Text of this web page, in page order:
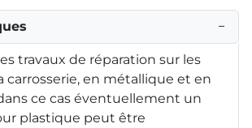
−
travaux de réparation sur les
carrosserie, en métallique et en
ce cas éventuellement un
plastique peut être